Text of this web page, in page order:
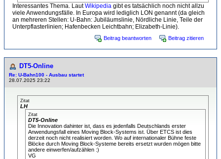
Interessantes Thema. LautWikipedia gibt es tatsächlich noch nicht allzu
viele Anwendungsfälle. In Europa wird lediglich LON genannt (da gleich
an mehreren Stellen: U-Bahn: Jubiläumslinie, Nördliche Linie, Teile der
Unterpflasterlinien; Hafenbecken Leichtbahn; Elizabeth-Linie).
Beitrag beantworten Beitrag zitieren
DT5-Online
Re: U-Bahn100 - Ausbau startet
28.07.2025 23:22
Zitat
LH
Zitat
DT5-Online
Die Innovation dahinter ist, dass es jedenfalls Deutschlands erster
Anwendungsfall eines Moving Block-Systems ist. Über ETCS ist dies
derzeit noch nicht realisiert worden. Wo auf internationaler Bühne feste
Blöcke durch Moving Block-Systeme bereits ersetzt wurden mögen bitte
andere einwerfen/aufzählen :)
VG